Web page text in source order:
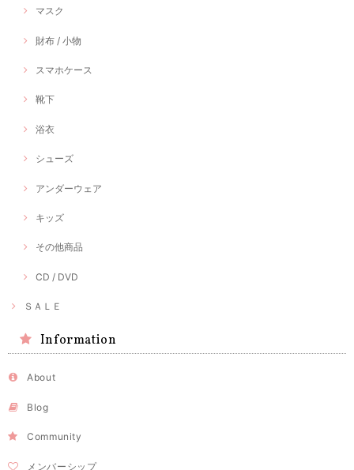
マスク
財布 / 小物
スマホケース
靴下
浴衣
シューズ
アンダーウェア
キッズ
その他商品
CD / DVD
ＳＡＬＥ
Information
About
Blog
Community
メンバーシップ